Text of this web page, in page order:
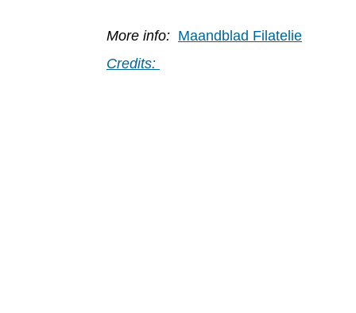
More info: Maandblad Filatelie
Credits: